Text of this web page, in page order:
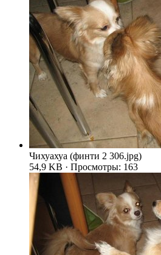
Чихуахуа (финти 2 306.jpg)
54,9 KB · Просмотры: 163